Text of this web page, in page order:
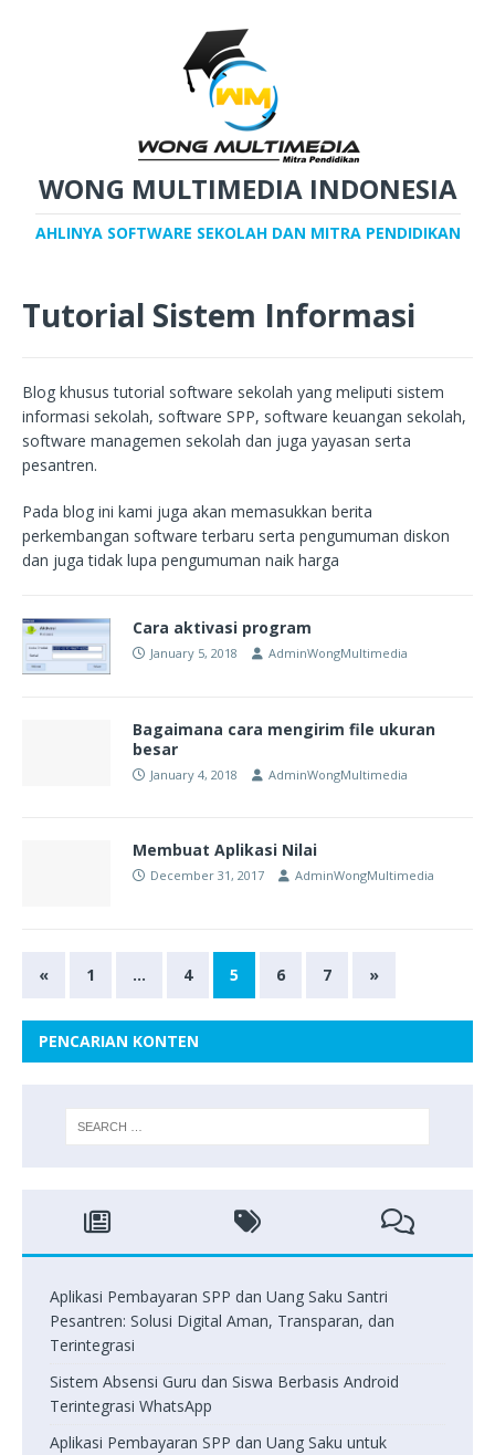
WONG MULTIMEDIA INDONESIA
AHLINYA SOFTWARE SEKOLAH DAN MITRA PENDIDIKAN
Tutorial Sistem Informasi
Blog khusus tutorial software sekolah yang meliputi sistem
informasi sekolah, software SPP, software keuangan sekolah,
software managemen sekolah dan juga yayasan serta
pesantren.
Pada blog ini kami juga akan memasukkan berita
perkembangan software terbaru serta pengumuman diskon
dan juga tidak lupa pengumuman naik harga
Cara aktivasi program
January 5, 2018 AdminWongMultimedia
Bagaimana cara mengirim file ukuran
besar
January 4, 2018 AdminWongMultimedia
Membuat Aplikasi Nilai
December 31, 2017 AdminWongMultimedia
« 1 … 4 5 6 7 »
PENCARIAN KONTEN
Aplikasi Pembayaran SPP dan Uang Saku Santri
Pesantren: Solusi Digital Aman, Transparan, dan
Terintegrasi
Sistem Absensi Guru dan Siswa Berbasis Android
Terintegrasi WhatsApp
Aplikasi Pembayaran SPP dan Uang Saku untuk